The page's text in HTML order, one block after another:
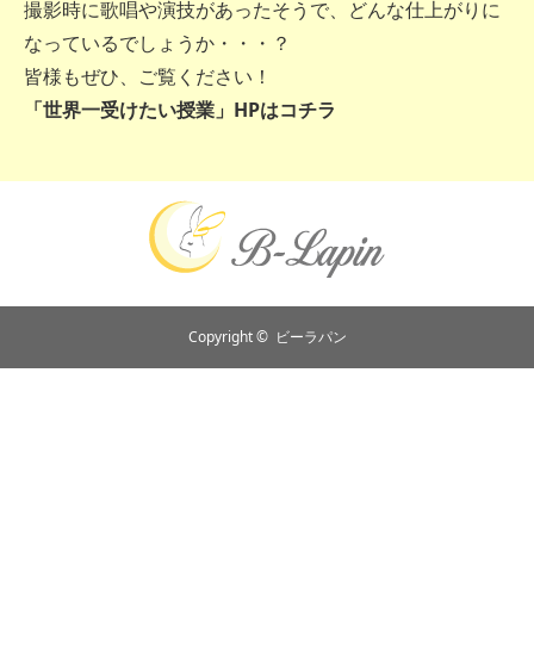
撮影時に歌唱や演技があったそうで、どんな仕上がりに
なっているでしょうか・・・？
皆様もぜひ、ご覧ください！
「世界一受けたい授業」HPはコチラ
Copyright © ビーラパン